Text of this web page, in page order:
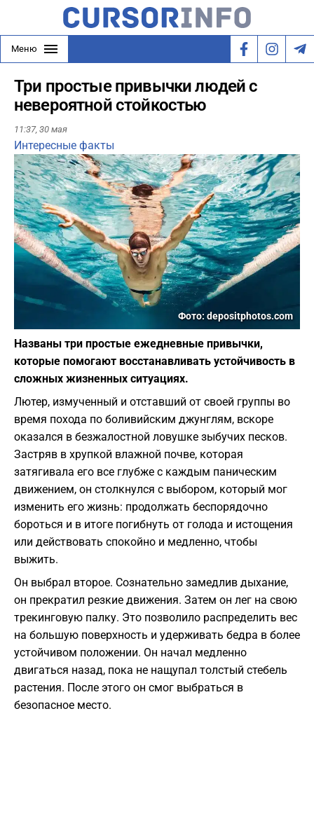
Меню
Три простые привычки людей с
невероятной стойкостью
11:37, 30 мая
Интересные факты
Фото: depositphotos.com
Названы три простые ежедневные привычки,
которые помогают восстанавливать устойчивость в
сложных жизненных ситуациях.
Лютер, измученный и отставший от своей группы во
время похода по боливийским джунглям, вскоре
оказался в безжалостной ловушке зыбучих песков.
Застряв в хрупкой влажной почве, которая
затягивала его все глубже с каждым паническим
движением, он столкнулся с выбором, который мог
изменить его жизнь: продолжать беспорядочно
бороться и в итоге погибнуть от голода и истощения
или действовать спокойно и медленно, чтобы
выжить.
Он выбрал второе. Сознательно замедлив дыхание,
он прекратил резкие движения. Затем он лег на свою
трекинговую палку. Это позволило распределить вес
на большую поверхность и удерживать бедра в более
устойчивом положении. Он начал медленно
двигаться назад, пока не нащупал толстый стебель
растения. После этого он смог выбраться в
безопасное место.